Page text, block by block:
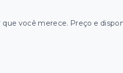
você merece. Preço e